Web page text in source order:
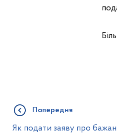
Попередня
Як подати заяву про